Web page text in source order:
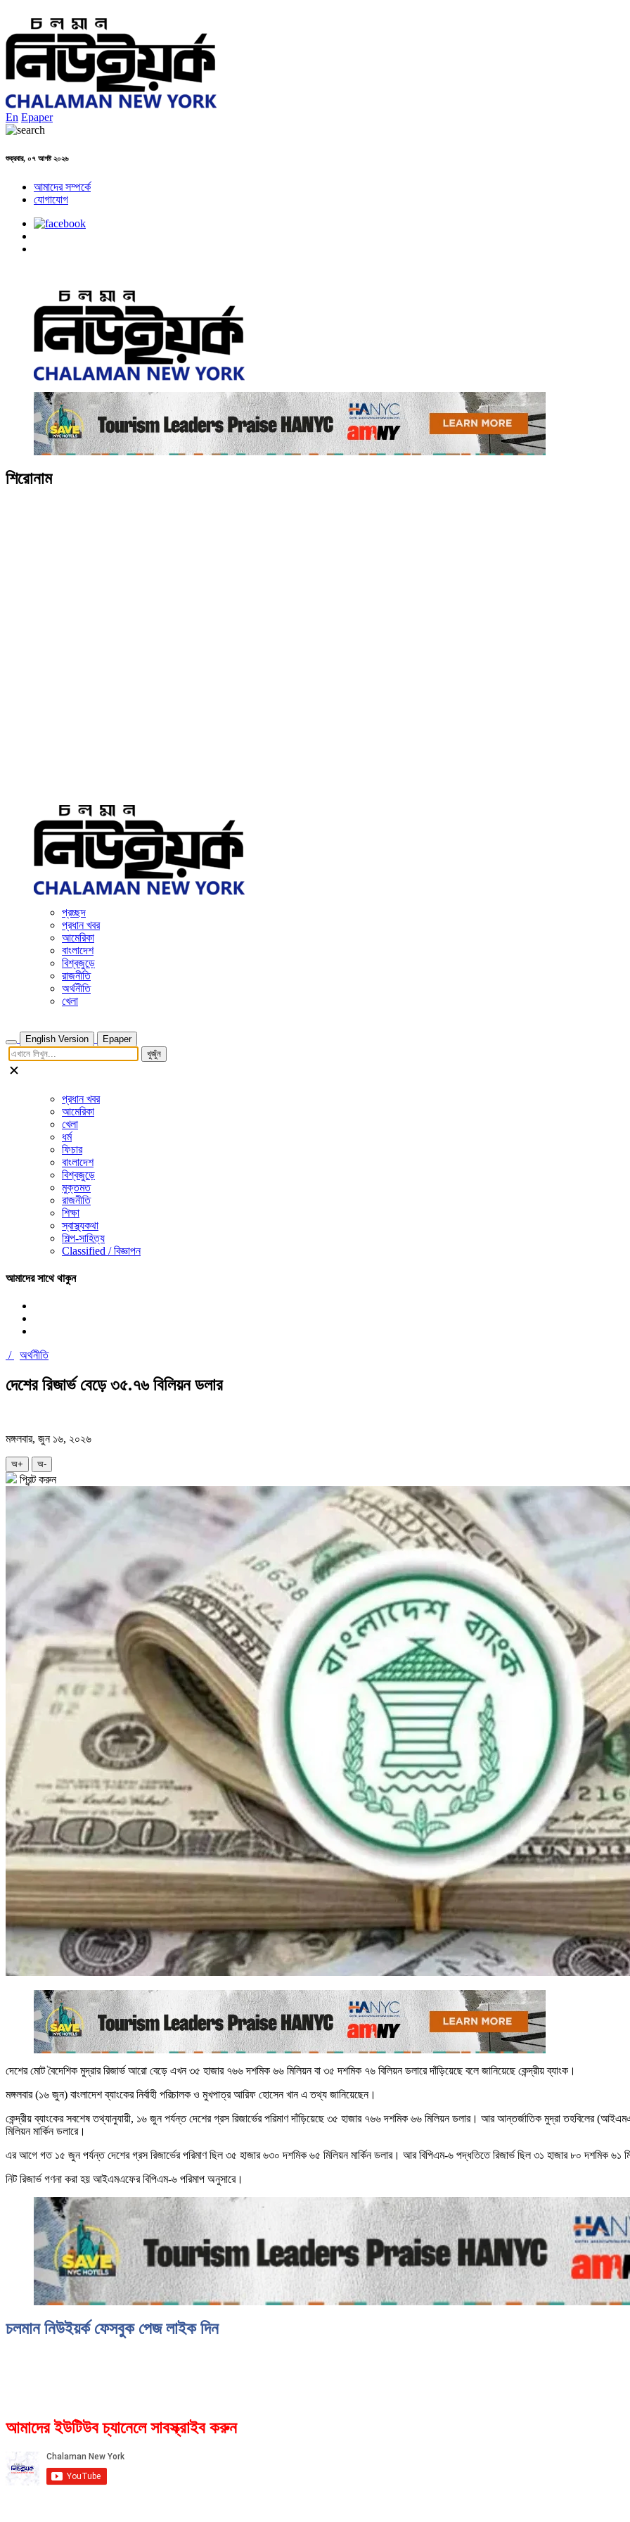
En Epaper
শুক্রবার, ০৭ আগষ্ট ২০২৬
আমাদের সম্পর্কে
যোগাযোগ
শিরোনাম
প্রচ্ছদ
প্রধান খবর
আমেরিকা
বাংলাদেশ
বিশ্বজুড়ে
রাজনীতি
অর্থনীতি
খেলা
English Version
Epaper
খুজুঁন
প্রধান খবর
আমেরিকা
খেলা
ধর্ম
ফিচার
বাংলাদেশ
বিশ্বজুড়ে
মুক্তমত
রাজনীতি
শিক্ষা
স্বাস্থ্যকথা
শিল্প-সাহিত্য
Classified / বিজ্ঞাপন
আমাদের সাথে থাকুন
/ অর্থনীতি
দেশের রিজার্ভ বেড়ে ৩৫.৭৬ বিলিয়ন ডলার
মঙ্গলবার, জুন ১৬, ২০২৬
অ+ অ-
প্রিন্ট করুন
দেশের মোট বৈদেশিক মুদ্রার রিজার্ভ আরো বেড়ে এখন ৩৫ হাজার ৭৬৬ দশমিক ৬৬ মিলিয়ন বা ৩৫ দশমিক ৭৬ বিলিয়ন ডলারে দাঁড়িয়েছে বলে জানিয়েছে কেন্দ্রীয় ব্যাংক।
মঙ্গলবার (১৬ জুন) বাংলাদেশ ব্যাংকের নির্বাহী পরিচালক ও মুখপাত্র আরিফ হোসেন খান এ তথ্য জানিয়েছেন।
কেন্দ্রীয় ব্যাংকের সবশেষ তথ্যানুযায়ী, ১৬ জুন পর্যন্ত দেশের গ্রস রিজার্ভের পরিমাণ দাঁড়িয়েছে ৩৫ হাজার ৭৬৬ দশমিক ৬৬ মিলিয়ন ডলার। আর আন্তর্জাতিক মুদ্রা তহবিলের
মিলিয়ন মার্কিন ডলারে।
এর আগে গত ১৫ জুন পর্যন্ত দেশের গ্রস রিজার্ভের পরিমাণ ছিল ৩৫ হাজার ৬৩০ দশমিক ৬৫ মিলিয়ন মার্কিন ডলার। আর বিপিএম-৬ পদ্ধতিতে রিজার্ভ ছিল ৩১ হাজার ৮০ দশমিক ৬১
নিট রিজার্ভ গণনা করা হয় আইএমএফের বিপিএম-৬ পরিমাপ অনুসারে।
চলমান নিউইয়র্ক ফেসবুক পেজ লাইক দিন
আমাদের ইউটিউব চ্যানেলে সাবস্ক্রাইব করুন